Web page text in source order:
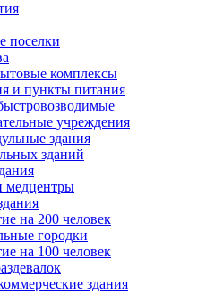
поселки
комплексы
и пункты питания
учреждения
здания
зданий
на 200 человек
городки
на 100 человек
здания